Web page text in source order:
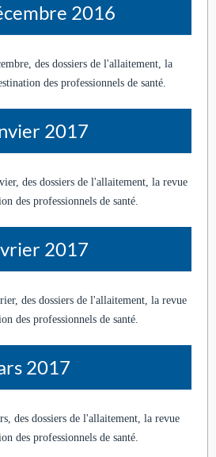
2016
des dossiers de l'allaitement, la
des professionnels de santé.
2017
des dossiers de l'allaitement, la revue
des professionnels de santé.
2017
des dossiers de l'allaitement, la revue
des professionnels de santé.
2017
des dossiers de l'allaitement, la revue
des professionnels de santé.